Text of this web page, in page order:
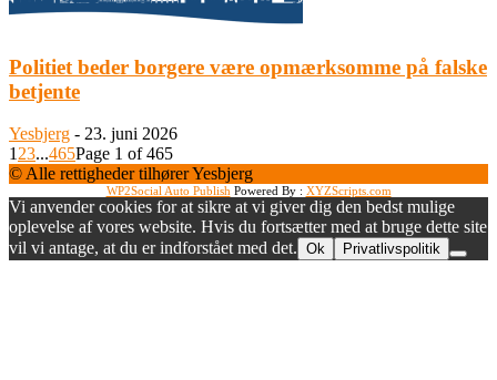
Politiet beder borgere være opmærksomme på falske
betjente
Yesbjerg - 23. juni 2026
1 23...465Page 1 of 465
© Alle rettigheder tilhører Yesbjerg
WP2Social Auto Publish Powered By : XYZScripts.com
Vi anvender cookies for at sikre at vi giver dig den bedst mulige
oplevelse af vores website. Hvis du fortsætter med at bruge dette site
vil vi antage, at du er indforstået med det. Ok Privatlivspolitik